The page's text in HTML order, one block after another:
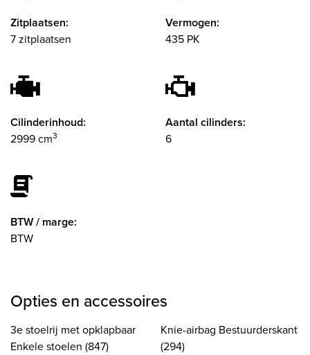
Zitplaatsen:
7 zitplaatsen
Vermogen:
435 PK
Cilinderinhoud:
2999 cm3
Aantal cilinders:
6
BTW / marge:
BTW
Opties en accessoires
3e stoelrij met opklapbaar
Enkele stoelen (847)
Knie-airbag Bestuurderskant
(294)